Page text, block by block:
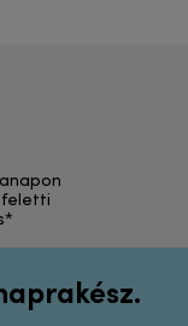
feletti